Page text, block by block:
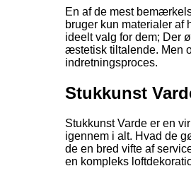
En af de mest
bruger kun materialer
ideelt valg for dem; Der
æstetisk tiltalende. Men
indretningsproces.
Stukkunst
Stukkunst Varde er en
igennem i alt. Hvad de
de en bred vifte af
en kompleks